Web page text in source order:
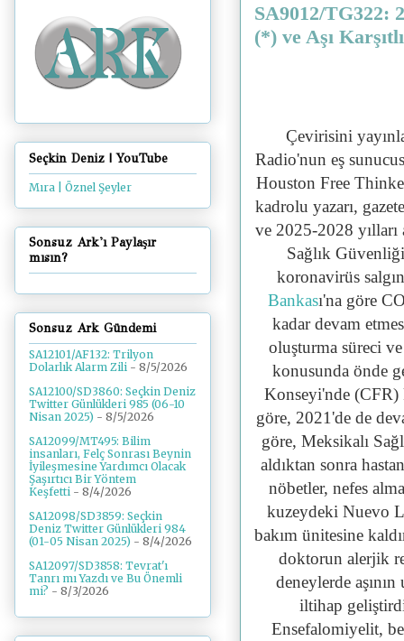
SA9012/TG322:
(*) ve Aşı
Çevirisini
Radio'nun eş
Houston Free
kadrolu yazarı,
ve 2025-2028 yılları
Sağlık
koronavirüs
Bankası'na göre
kadar devam
oluşturma süreci
konusunda önde
Konseyi'nde (CFR)
göre, 2021'de de
göre, Meksikalı
aldıktan sonra
nöbetler, nefes
kuzeydeki Nuevo
bakım ünitesine
doktorun alerjik
deneylerde
iltihap
Ensefalomiyelit,
Seçkin Deniz | YouTube
Mıra | Öznel Şeyler
Sonsuz Ark'ı Paylaşır
mısın?
Sonsuz Ark Gündemi
SA12101/AF132: Trilyon
Dolarlık Alarm Zili - 8/5/2026
SA12100/SD3860: Seçkin Deniz
Twitter Günlükleri 985 (06-10
Nisan 2025) - 8/5/2026
SA12099/MT495: Bilim
insanları, Felç Sonrası Beynin
İyileşmesine Yardımcı Olacak
Şaşırtıcı Bir Yöntem
Keşfetti - 8/4/2026
SA12098/SD3859: Seçkin
Deniz Twitter Günlükleri 984
(01-05 Nisan 2025) - 8/4/2026
SA12097/SD3858: Tevrat'ı
Tanrı mı Yazdı ve Bu Önemli
mi? - 8/3/2026